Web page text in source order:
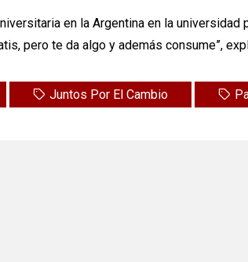
en la Argentina en la
pero te da algo y además consume”,
Juntos Por El Cambio